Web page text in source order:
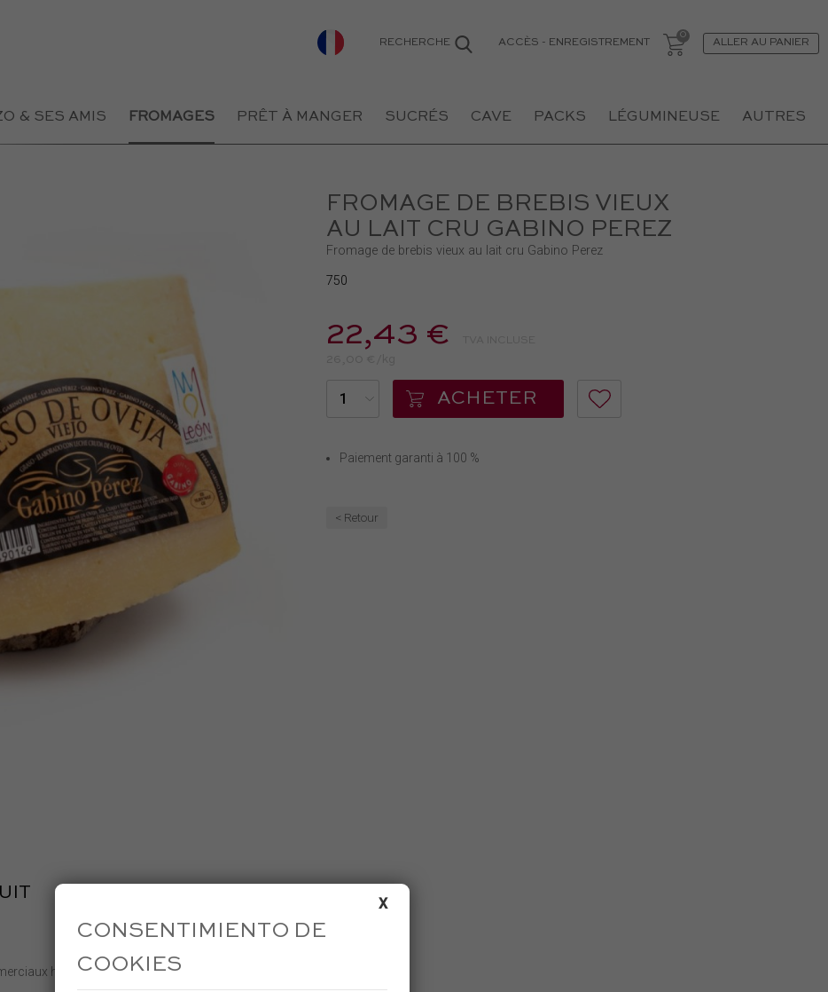
RECHERCHE ACCÈS - ENREGISTREMENT ALLER AU PANIER
& SES AMIS FROMAGES PRÊT À MANGER SUCRÉS CAVE PACKS LÉGUMINEUSE AUTRES
FROMAGE DE BREBIS VIEUX
AU LAIT CRU GABINO PEREZ
Fromage de brebis vieux au lait cru Gabino Perez
750
22,43 €
ACHETER
Paiement garanti à 100 %
< Retour
habituels.
X
CONSENTIMIENTO DE
COOKIES